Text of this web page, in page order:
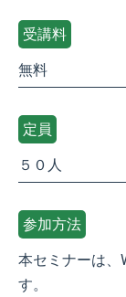
受講料
無料
定員
５０人
参加方法
本セミナーは、
す。